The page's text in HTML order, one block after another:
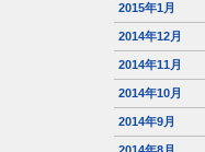
2015年1月
2014年12月
2014年11月
2014年10月
2014年9月